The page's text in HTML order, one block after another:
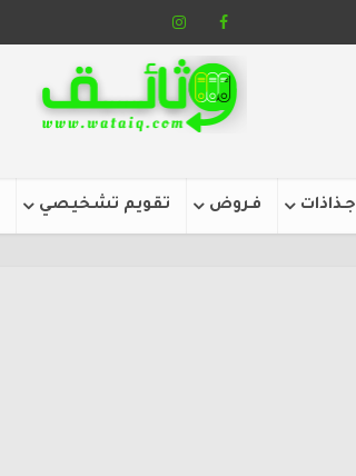
جـذاذات فـروض تقويم تشخيصي